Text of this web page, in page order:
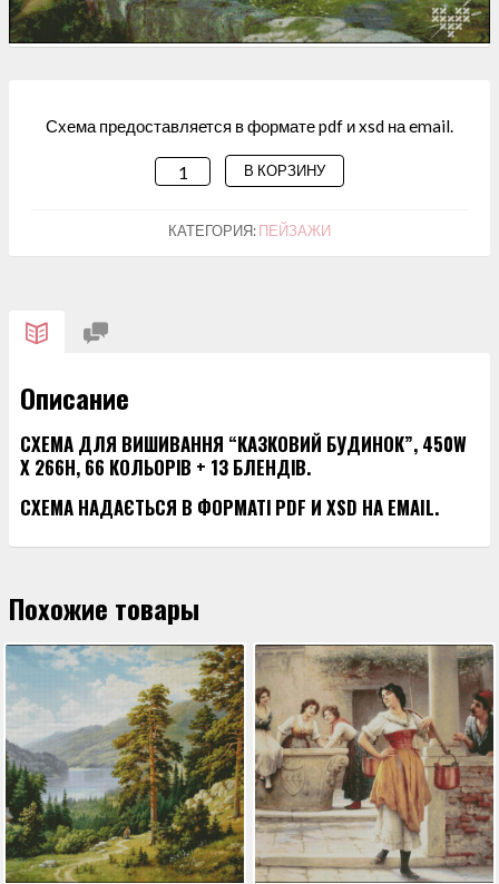
Схема предоставляется в формате pdf и xsd на email.
КОЛИЧЕСТВО
СХЕМА
ДЛЯ
В КОРЗИНУ
КАТЕГОРИЯ:ПЕЙЗАЖИ
Описание
СХЕМА ДЛЯ ВИШИВАННЯ “КАЗКОВИЙ БУДИНОК”, 450W
X 266H, 66 КОЛЬОРІВ + 13 БЛЕНДІВ.
СХЕМА НАДАЄТЬСЯ В ФОРМАТІ PDF И XSD НА EMAIL.
Похожие товары